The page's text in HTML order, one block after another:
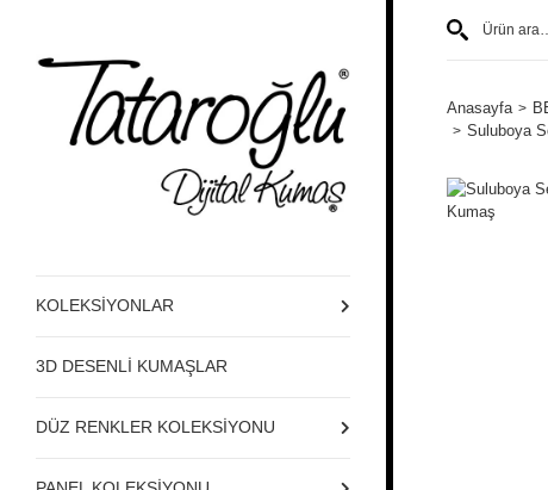
KOLEKSİYONLAR
3D DESENLİ KUMAŞLAR
DÜZ RENKLER KOLEKSİYONU
Anasayfa
Suluboya